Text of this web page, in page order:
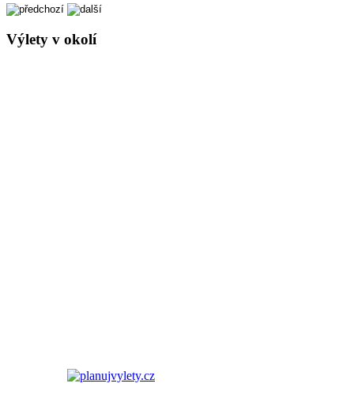
Výlety v okolí